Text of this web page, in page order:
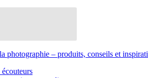
photographie – produits, conseils et